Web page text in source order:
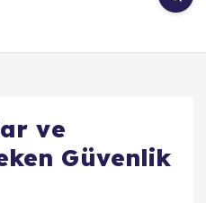
ve
Güvenlik